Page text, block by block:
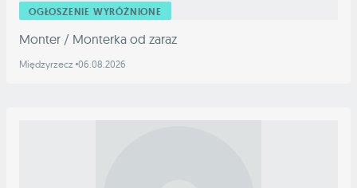
OGŁOSZENIE WYRÓŻNIONE
Monter / Monterka od zaraz
Międzyrzecz 06.08.2026